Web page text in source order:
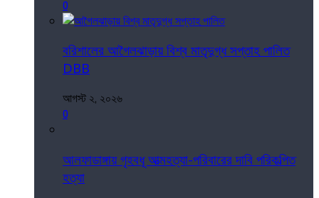
0
বরিশালের আগৈলঝাড়ায় বিশ্ব মাতৃদুগ্ধ সপ্তাহ পালিত
DBB
আগস্ট ২, ২০২৬
0
আলফাডাঙ্গায় গৃহবধূ আত্মহত্যা-পরিবারের দাবি পরিকল্পিত
হত্যা